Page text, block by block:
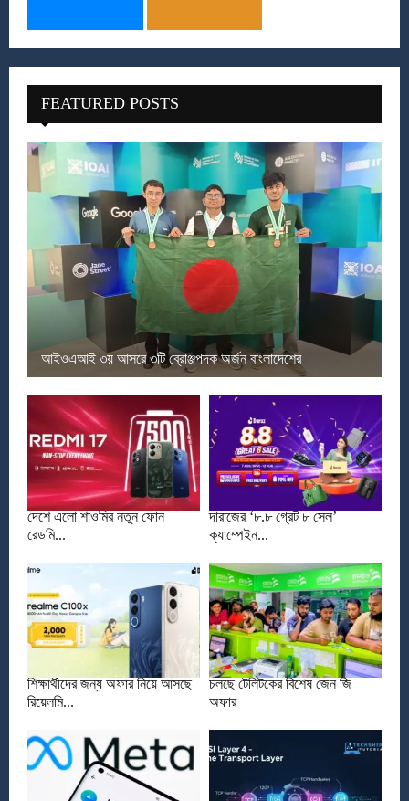
FEATURED POSTS
আইওএআই ৩য় আসরে ৩টি ব্রোঞ্জপদক অর্জন বাংলাদেশের
দেশে এলো শাওমির নতুন ফোন
রেডমি...
দারাজের ‘৮.৮ গ্রেট ৮ সেল’
ক্যাম্পেইন...
শিক্ষার্থীদের জন্য অফার নিয়ে আসছে
রিয়েলমি...
চলছে টেলিটকের বিশেষ জেন জি
অফার